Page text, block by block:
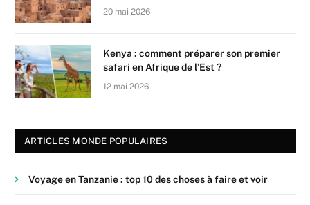
20 mai 2026
Kenya : comment préparer son premier
safari en Afrique de l’Est ?
12 mai 2026
ARTICLES MONDE POPULAIRES
Voyage en Tanzanie : top 10 des choses à faire et voir